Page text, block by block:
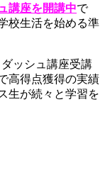
講座を開講中で
校生活を始める準
ッシュ講座受講
高得点獲得の実績
生が続々と学習を